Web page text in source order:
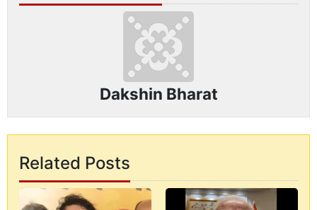
Dakshin Bharat
Related Posts